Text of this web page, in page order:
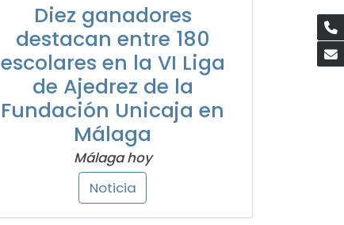
Diez ganadores
destacan entre 180
escolares en la VI Liga
de Ajedrez de la
Fundación Unicaja en
Málaga
Málaga hoy
Noticia